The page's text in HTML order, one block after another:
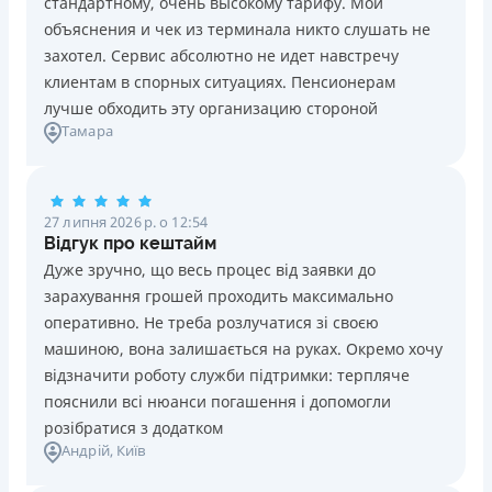
Ліцензія НБУ №10
Вся інформація про кредит
Знижена процентна ставка 0,01% в день для нових
клієнтів на період від 3 до 30 днів (після цього діє
стандартна ставка 1%)
Запитуються лише дані паспорта, ІПН, номер
банківської картки й телефону
Оформляються кредити онлайн 24/7. Розглядаються
кредитною історією
Переказуються гроші на банківську картку відразу
після підписання електронного договору про надання
кредиту
Даруються знижки до -99% постійним клієнтам на
майбутні кредити згідно з програмою лояльності
Програма лояльності для постійних клієнтів
Цілодобова підтримка в Viber, Telegram, Facebook
Недоліки
Нема кредиту для юросіб (ФОП)
объяснения и чек из терминала никто слушать не
захотел. Сервис абсолютно не идет навстречу
клиентам в спорных ситуациях. Пенсионерам
лучше обходить эту организацию стороной
Тамара
27 липня 2026 р. о 12:54
Відгук про кештайм
Дуже зручно, що весь процес від заявки до
зарахування грошей проходить максимально
оперативно. Не треба розлучатися зі своєю
машиною, вона залишається на руках. Окремо хочу
відзначити роботу служби підтримки: терпляче
пояснили всі нюанси погашення і допомогли
розібратися з додатком
Андрій, Київ